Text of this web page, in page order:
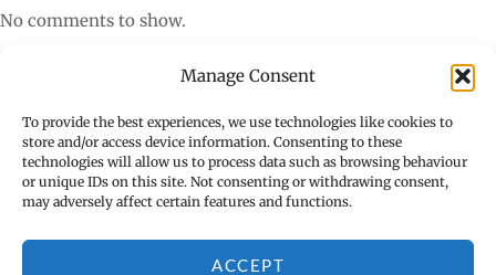
Manage Consent
To provide the best experiences, we use technologies like cookies to
store and/or access device information. Consenting to these
technologies will allow us to process data such as browsing behaviour
or unique IDs on this site. Not consenting or withdrawing consent,
may adversely affect certain features and functions.
ACCEPT
No comments to show.